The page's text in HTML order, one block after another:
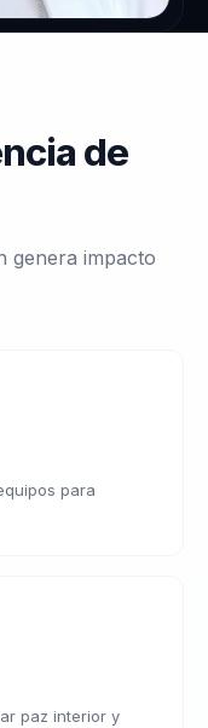
de
genera impacto
para
paz interior y